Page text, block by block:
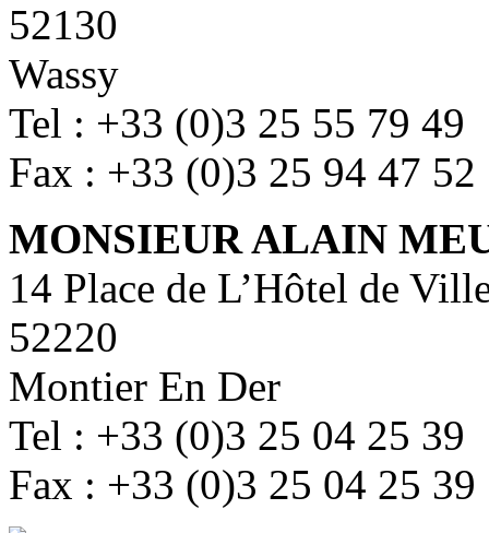
52130
Wassy
Tel : +33 (0)3 25 55 79 49
Fax : +33 (0)3 25 94 47 52
MONSIEUR ALAIN
14 Place de L’Hôtel de
52220
Montier En Der
Tel : +33 (0)3 25 04 25 39
Fax : +33 (0)3 25 04 25 39